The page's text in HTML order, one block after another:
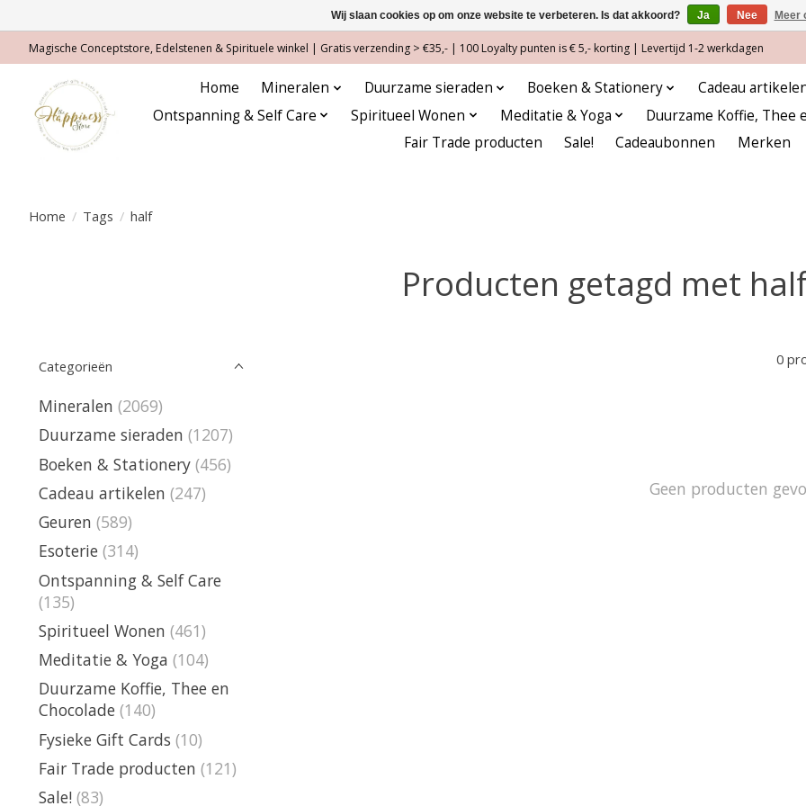
Magische Conceptstore, Edelstenen & Spirituele winkel | Gratis verzending > €35,- | 100 Loyalty punten is € 5,- korting | Levertijd 1-2 werkdagen
Home Mineralen Duurzame sieraden Boeken & Stationery Cadeau
Ontspanning & Self Care
Spiritueel Wonen Meditatie & Yoga Duurzame Koffie, Thee
Fair Trade producten
Sale! Cadeaubonnen Merken
Home / Tags / half
Producten getagd met
Categorieën
Mineralen (2069)
Duurzame sieraden (1207)
Boeken & Stationery (456)
Cadeau artikelen (247)
Geuren (589)
Esoterie (314)
Ontspanning & Self Care
(135)
Spiritueel Wonen (461)
Meditatie & Yoga (104)
Duurzame Koffie, Thee en
Chocolade (140)
Fysieke Gift Cards (10)
Fair Trade producten (121)
Sale! (83)
0
Geen producten
Wij slaan cookies op om onze website te verbeteren. Is dat akkoord? Ja Nee Meer